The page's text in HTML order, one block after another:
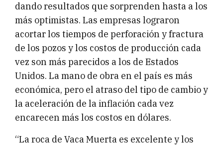
dando resultados que sorprenden hasta a los
más optimistas. Las empresas lograron
acortar los tiempos de perforación y fractura
de los pozos y los costos de producción cada
vez son más parecidos a los de Estados
Unidos. La mano de obra en el país es más
económica, pero el atraso del tipo de cambio y
la aceleración de la inflación cada vez
encarecen más los costos en dólares.
“La roca de Vaca Muerta es excelente y los